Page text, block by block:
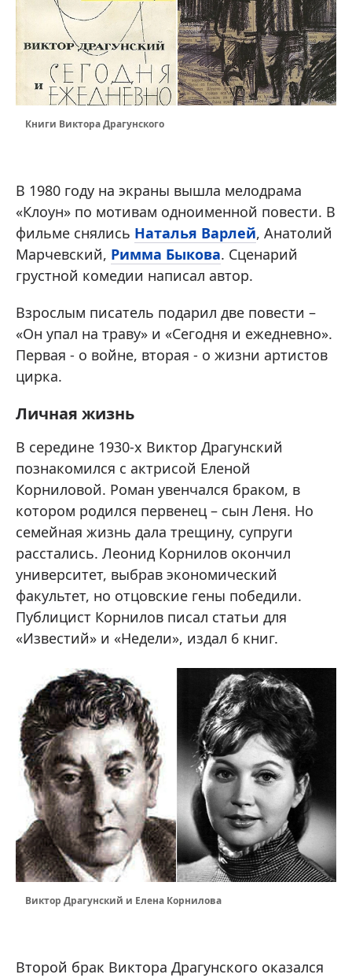
Книги Виктора Драгунского
В 1980 году на экраны вышла мелодрама
«Клоун» по мотивам одноименной повести. В
фильме снялись Наталья Варлей, Анатолий
Марчевский, Римма Быкова. Сценарий
грустной комедии написал автор.
Взрослым писатель подарил две повести –
«Он упал на траву» и «Сегодня и ежедневно».
Первая - о войне, вторая - о жизни артистов
цирка.
Личная жизнь
В середине 1930-х Виктор Драгунский
познакомился с актрисой Еленой
Корниловой. Роман увенчался браком, в
котором родился первенец – сын Леня. Но
семейная жизнь дала трещину, супруги
расстались. Леонид Корнилов окончил
университет, выбрав экономический
факультет, но отцовские гены победили.
Публицист Корнилов писал статьи для
«Известий» и «Недели», издал 6 книг.
Виктор Драгунский и Елена Корнилова
Второй брак Виктора Драгунского оказался